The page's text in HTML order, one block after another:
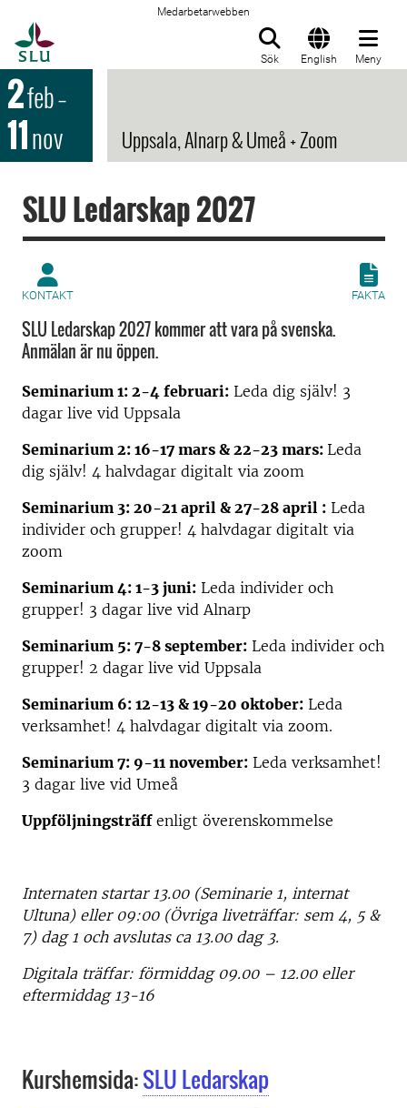
Medarbetarwebben
Sök English Meny
2feb–
11nov Uppsala, Alnarp & Umeå + Zoom
SLU Ledarskap 2027
KONTAKT FAKTA
SLU Ledarskap 2027 kommer att vara på svenska.
Anmälan är nu öppen.
Seminarium 1: 2-4 februari: Leda dig själv! 3
dagar live vid Uppsala
Seminarium 2: 16-17 mars & 22-23 mars: Leda
dig själv! 4 halvdagar digitalt via zoom
Seminarium 3: 20-21 april & 27-28 april : Leda
individer och grupper! 4 halvdagar digitalt via
zoom
Seminarium 4: 1-3 juni: Leda individer och
grupper! 3 dagar live vid Alnarp
Seminarium 5: 7-8 september: Leda individer och
grupper! 2 dagar live vid Uppsala
Seminarium 6: 12-13 & 19-20 oktober: Leda
verksamhet! 4 halvdagar digitalt via zoom.
Seminarium 7: 9-11 november: Leda verksamhet!
3 dagar live vid Umeå
Uppföljningsträffenligt överenskommelse
Internaten startar 13.00 (Seminarie 1, internat
Ultuna) eller 09:00 (Övriga liveträffar: sem 4, 5 &
7) dag 1 och avslutas ca 13.00 dag 3.
Digitala träffar: förmiddag 09.00 – 12.00 eller
eftermiddag 13-16
Kurshemsida:SLU Ledarskap